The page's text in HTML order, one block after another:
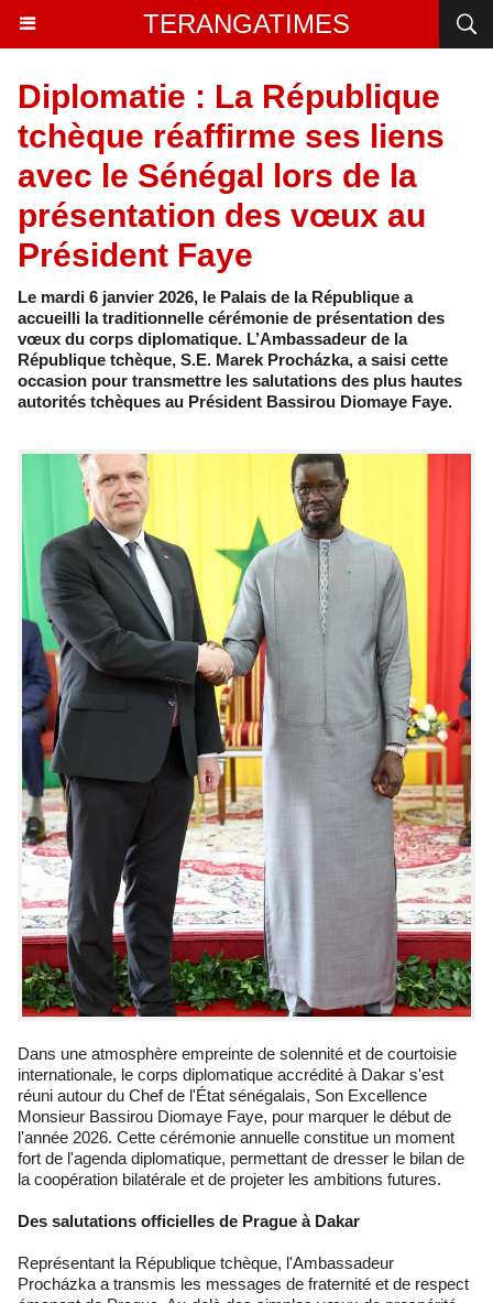
TERANGATIMES
Diplomatie : La République
tchèque réaffirme ses liens
avec le Sénégal lors de la
présentation des vœux au
Président Faye
Le mardi 6 janvier 2026, le Palais de la République a
accueilli la traditionnelle cérémonie de présentation des
vœux du corps diplomatique. L’Ambassadeur de la
République tchèque, S.E. Marek Procházka, a saisi cette
occasion pour transmettre les salutations des plus hautes
autorités tchèques au Président Bassirou Diomaye Faye.
Dans une atmosphère empreinte de solennité et de courtoisie
internationale, le corps diplomatique accrédité à Dakar s'est
réuni autour du Chef de l'État sénégalais, Son Excellence
Monsieur Bassirou Diomaye Faye, pour marquer le début de
l'année 2026. Cette cérémonie annuelle constitue un moment
fort de l'agenda diplomatique, permettant de dresser le bilan de
la coopération bilatérale et de projeter les ambitions futures.
Des salutations officielles de Prague à Dakar
Représentant la République tchèque, l'Ambassadeur
Procházka a transmis les messages de fraternité et de respect